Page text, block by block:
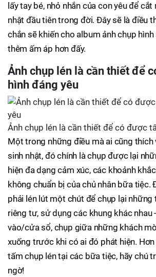
lấy tay bé, nhỏ nhắn của con yêu để
nhật đầu tiên trong đời. Đây sẽ là điều
chắn sẽ khiến cho album ảnh chụp
thêm ấm áp hơn đấy.
Ảnh chụp lén là cần thiết để
hình đáng yêu
Ảnh chụp lén là cần thiết để có được
Một trong những điều mà ai cũng
sinh nhật, đó chính là chụp được lại
hiện đa dạng cảm xúc, các khoảnh
không chuẩn bị của chủ nhân bữa tiệc.
phải lén lút một chút để chụp lại
riêng tư, sử dụng các khung khác nhau
vào/cửa sổ, chụp giữa những khách
xuống trước khi có ai đó phát hiện.
tấm chụp lén tại các bữa tiệc, hãy chú
ngờ!